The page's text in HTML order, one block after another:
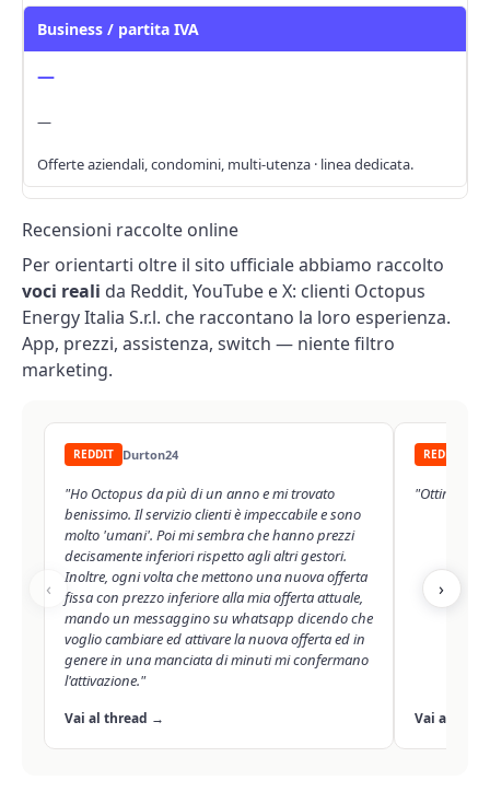
Business / partita IVA
—
—
Offerte aziendali, condomini, multi-utenza · linea dedicata.
Recensioni raccolte online
Per orientarti oltre il sito ufficiale abbiamo raccolto
voci reali da Reddit, YouTube e X: clienti Octopus
Energy Italia S.r.l. che raccontano la loro esperienza.
App, prezzi, assistenza, switch — niente filtro
marketing.
‹ ›
REDDIT Durton24
"Ho Octopus da più di un anno e mi trovato
benissimo. Il servizio clienti è impeccabile e sono
molto 'umani'. Poi mi sembra che hanno prezzi
decisamente inferiori rispetto agli altri gestori.
Inoltre, ogni volta che mettono una nuova offerta
fissa con prezzo inferiore alla mia offerta attuale,
mando un messaggino su whatsapp dicendo che
voglio cambiare ed attivare la nuova offerta ed in
genere in una manciata di minuti mi confermano
l'attivazione."
Vai al thread →
REDDIT
"Ottimo
Vai al